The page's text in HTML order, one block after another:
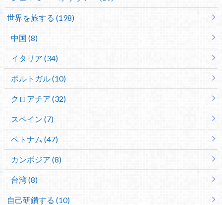
世界を旅する (198)
中国 (8)
イタリア (34)
ポルトガル (10)
クロアチア (32)
スペイン (7)
ベトナム (47)
カンボジア (8)
台湾 (8)
自己研鑽する (10)